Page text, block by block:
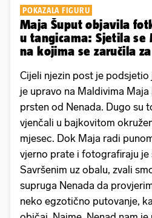
POKAZALA FIGURU
Maja Šuput objavila
u tangicama: Sjetila se
na kojima se zaručila
Cijeli njezin post je podsjetio
je upravo na Maldivima
prsten od Nenada. Dugo su
vjenčali u bajkovitom
mjesec. Dok Maja radi
vjerno prate i fotografiraju je
Savršenim uz obalu, zvali
supruga Nenada da
neko egzotično putovanje,